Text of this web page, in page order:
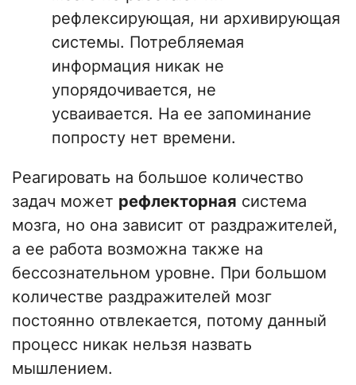
рефлексирующая, ни архивирующая
системы. Потребляемая
информация никак не
упорядочивается, не
усваивается. На ее запоминание
попросту нет времени.
Реагировать на большое количество
задач может рефлекторная система
мозга, но она зависит от раздражителей,
а ее работа возможна также на
бессознательном уровне. При большом
количестве раздражителей мозг
постоянно отвлекается, потому данный
процесс никак нельзя назвать
мышлением.